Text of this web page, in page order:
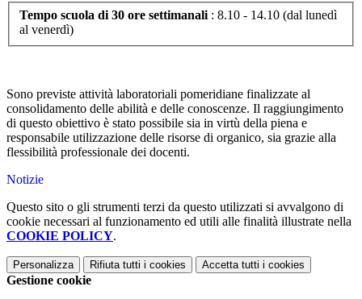
Tempo scuola di 30 ore settimanali : 8.10 - 14.10 (dal lunedì
al venerdì)
Sono previste attività laboratoriali pomeridiane finalizzate al
consolidamento delle abilità e delle conoscenze. Il raggiungimento
di questo obiettivo è stato possibile sia in virtù della piena e
responsabile utilizzazione delle risorse di organico, sia grazie alla
flessibilità professionale dei docenti.
Notizie
Questo sito o gli strumenti terzi da questo utilizzati si avvalgono di
cookie necessari al funzionamento ed utili alle finalità illustrate nella
COOKIE POLICY.
Personalizza Rifiuta tutti i cookies Accetta tutti i cookies
Gestione cookie